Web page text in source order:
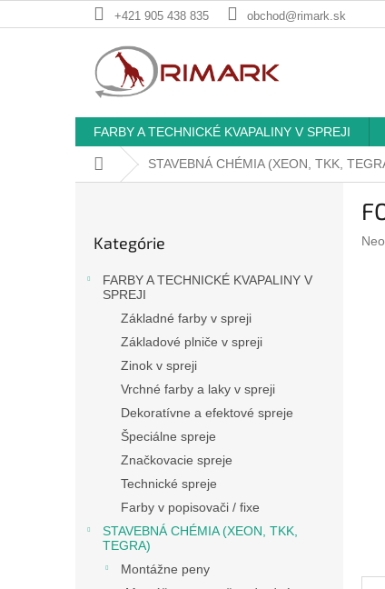
na
+421 905 438 835 obchod@rimark.sk
FARBY A TECHNICKÉ KVAPALINY V SPREJI
DomovSTAVEBNÁ CHÉMIA (XEON, TKK,
kategórie
Kategórie
FARBY A TECHNICKÉ KVAPALINY V
SPREJI
Základné farby v spreji
Základové plniče v spreji
Zinok v spreji
Vrchné farby a laky v spreji
Dekoratívne a efektové spreje
Špeciálne spreje
Značkovacie spreje
Technické spreje
Farby v popisovači / fixe
STAVEBNÁ CHÉMIA (XEON, TKK,
TEGRA)
Montážne peny